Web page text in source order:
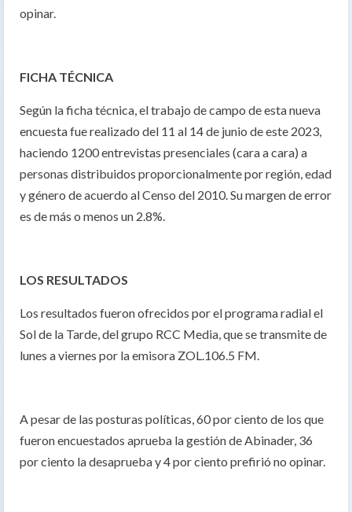
opinar.
FICHA TÉCNICA
Según la ficha técnica, el trabajo de campo de esta nueva
encuesta fue realizado del 11 al 14 de junio de este 2023,
haciendo 1200 entrevistas presenciales (cara a cara) a
personas distribuidos proporcionalmente por región, edad
y género de acuerdo al Censo del 2010. Su margen de error
es de más o menos un 2.8%.
LOS RESULTADOS
Los resultados fueron ofrecidos por el programa radial el
Sol de la Tarde, del grupo RCC Media, que se transmite de
lunes a viernes por la emisora ZOL.106.5 FM.
A pesar de las posturas políticas, 60 por ciento de los que
fueron encuestados aprueba la gestión de Abinader, 36
por ciento la desaprueba y 4 por ciento prefirió no opinar.